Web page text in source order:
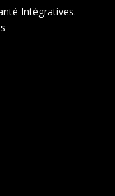
Intégratives.